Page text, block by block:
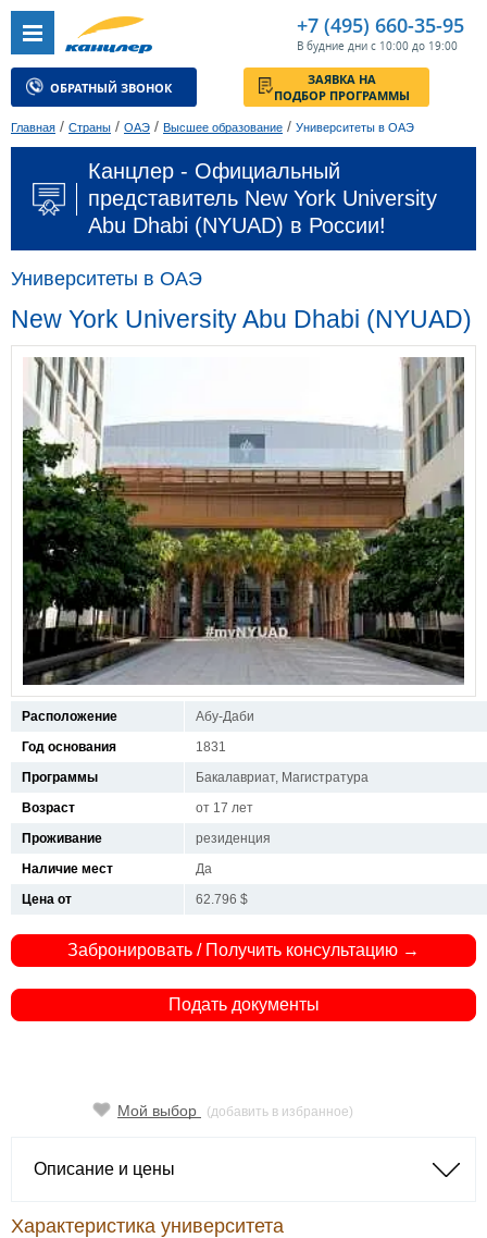
+7 (495) 660-35-95
В будние дни с 10:00 до 19:00
ОБРАТНЫЙ ЗВОНОК
ЗАЯВКА НА
ПОДБОР ПРОГРАММЫ
Главная / Страны / ОАЭ / Высшее образование / Университеты в ОАЭ
Канцлер - Официальный
представитель New York University
Abu Dhabi (NYUAD) в России!
Университеты в ОАЭ
New York University Abu Dhabi (NYUAD)
Расположение
Абу-Даби
Год основания
1831
Программы
Бакалавриат, Магистратура
Возраст
от 17 лет
Проживание
резиденция
Наличие мест
Да
Цена от
62.796 $
Забронировать / Получить консультацию →
Подать документы
Мой выбор (добавить в избранное)
Описание и цены
Характеристика университета